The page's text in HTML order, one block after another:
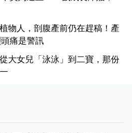
物人，剖腹產前仍在趕稿！產
痛是警訊
大女兒「泳泳」到二寶，那份